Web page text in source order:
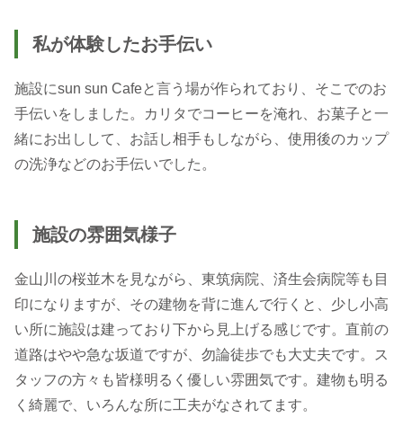
私が体験したお手伝い
施設にsun sun Cafeと言う場が作られており、そこでのお
手伝いをしました。カリタでコーヒーを淹れ、お菓子と一
緒にお出しして、お話し相手もしながら、使用後のカップ
の洗浄などのお手伝いでした。
施設の雰囲気様子
金山川の桜並木を見ながら、東筑病院、済生会病院等も目
印になりますが、その建物を背に進んで行くと、少し小高
い所に施設は建っており下から見上げる感じです。直前の
道路はやや急な坂道ですが、勿論徒歩でも大丈夫です。ス
タッフの方々も皆様明るく優しい雰囲気です。建物も明る
く綺麗で、いろんな所に工夫がなされてます。